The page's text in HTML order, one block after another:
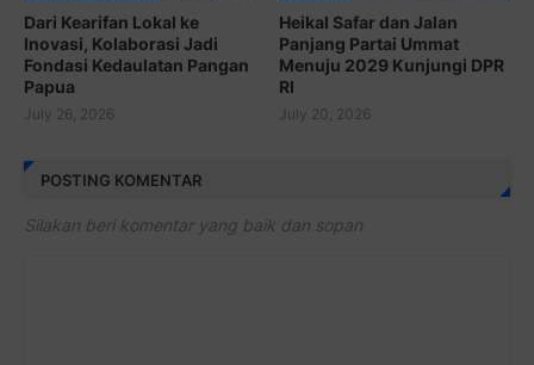
Dari Kearifan Lokal ke
Inovasi, Kolaborasi Jadi
Fondasi Kedaulatan Pangan
Papua
July 26, 2026
Heikal Safar dan Jalan
Panjang Partai Ummat
Menuju 2029 Kunjungi DPR
RI
July 20, 2026
POSTING KOMENTAR
Silakan beri komentar yang baik dan sopan